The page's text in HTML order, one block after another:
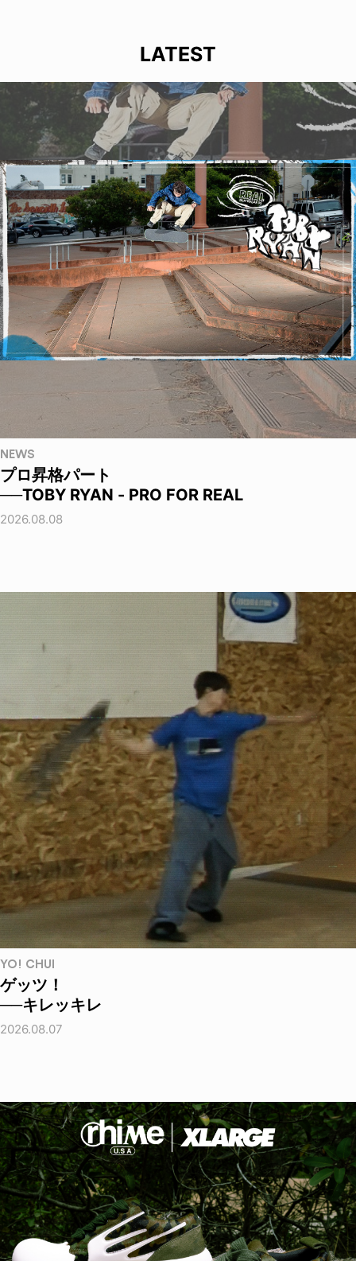
LATEST
NEWS
プロ昇格パート
──TOBY RYAN - PRO FOR REAL
2026.08.08
YO! CHUI
ゲッツ！
──キレッキレ
2026.08.07